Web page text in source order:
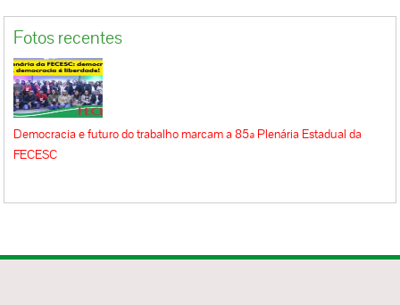
Fotos recentes
Democracia e futuro do trabalho marcam a 85ª Plenária Estadual da
FECESC